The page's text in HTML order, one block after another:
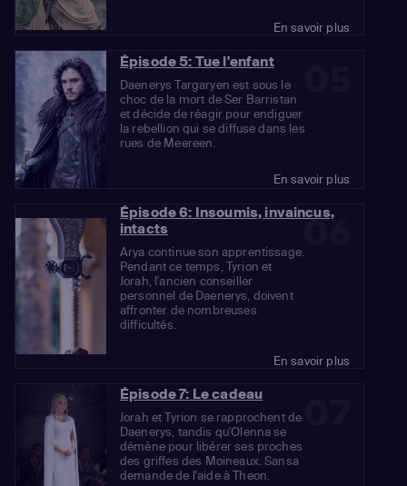
En savoir plus
Épisode 5: Tue l'enfant
Daenerys Targaryen est sous le
choc de la mort de Ser Barristan
et décide de réagir pour endiguer
la rebellion qui se diffuse dans les
rues de Meereen.
En savoir plus
06
Épisode 6: Insoumis, invaincus,
intacts
Arya continue son apprentissage.
Pendant ce temps, Tyrion et
Jorah, l'ancien conseiller
personnel de Daenerys, doivent
affronter de nombreuses
difficultés.
En savoir plus
Épisode 7: Le cadeau
Jorah et Tyrion se rapprochent de
Daenerys, tandis qu'Olenna se
démène pour libérer ses proches
des griffes des Moineaux. Sansa
demande de l'aide à Theon.